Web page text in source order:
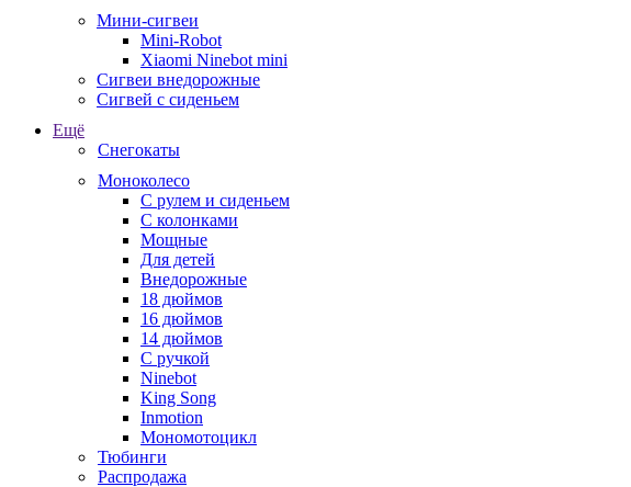
Мини-сигвеи
Mini-Robot
Xiaomi Ninebot mini
Сигвеи внедорожные
Сигвей с сиденьем
Ещё
Снегокаты
Моноколесо
С рулем и сиденьем
С колонками
Мощные
Для детей
Внедорожные
18 дюймов
16 дюймов
14 дюймов
С ручкой
Ninebot
King Song
Inmotion
Мономотоцикл
Тюбинги
Распродажа